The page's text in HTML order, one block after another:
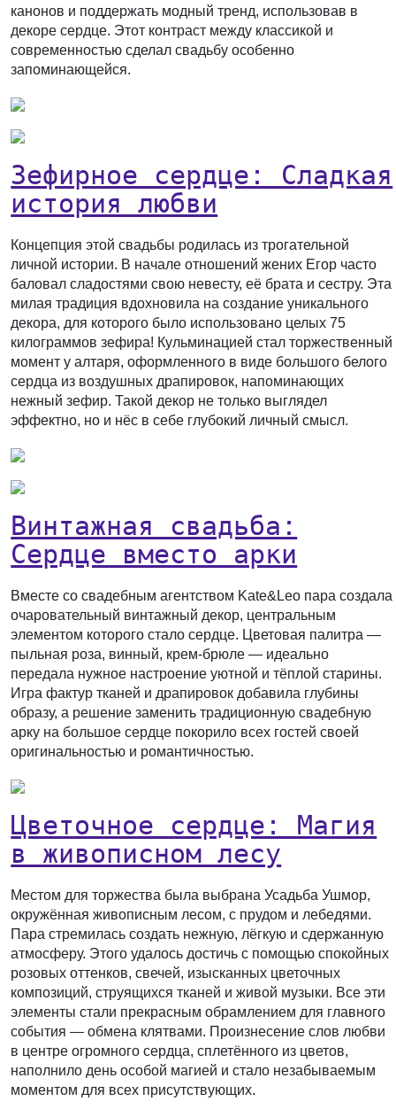
канонов и поддержать модный тренд, использовав в
декоре сердце. Этот контраст между классикой и
современностью сделал свадьбу особенно
запоминающейся.
Зефирное сердце: Сладкая
история любви
Концепция этой свадьбы родилась из трогательной
личной истории. В начале отношений жених Егор часто
баловал сладостями свою невесту, её брата и сестру. Эта
милая традиция вдохновила на создание уникального
декора, для которого было использовано целых 75
килограммов зефира! Кульминацией стал торжественный
момент у алтаря, оформленного в виде большого белого
сердца из воздушных драпировок, напоминающих
нежный зефир. Такой декор не только выглядел
эффектно, но и нёс в себе глубокий личный смысл.
Винтажная свадьба:
Сердце вместо арки
Вместе со свадебным агентством Kate&Leo пара создала
очаровательный винтажный декор, центральным
элементом которого стало сердце. Цветовая палитра —
пыльная роза, винный, крем-брюле — идеально
передала нужное настроение уютной и тёплой старины.
Игра фактур тканей и драпировок добавила глубины
образу, а решение заменить традиционную свадебную
арку на большое сердце покорило всех гостей своей
оригинальностью и романтичностью.
Цветочное сердце: Магия
в живописном лесу
Местом для торжества была выбрана Усадьба Ушмор,
окружённая живописным лесом, с прудом и лебедями.
Пара стремилась создать нежную, лёгкую и сдержанную
атмосферу. Этого удалось достичь с помощью спокойных
розовых оттенков, свечей, изысканных цветочных
композиций, струящихся тканей и живой музыки. Все эти
элементы стали прекрасным обрамлением для главного
события — обмена клятвами. Произнесение слов любви
в центре огромного сердца, сплетённого из цветов,
наполнило день особой магией и стало незабываемым
моментом для всех присутствующих.